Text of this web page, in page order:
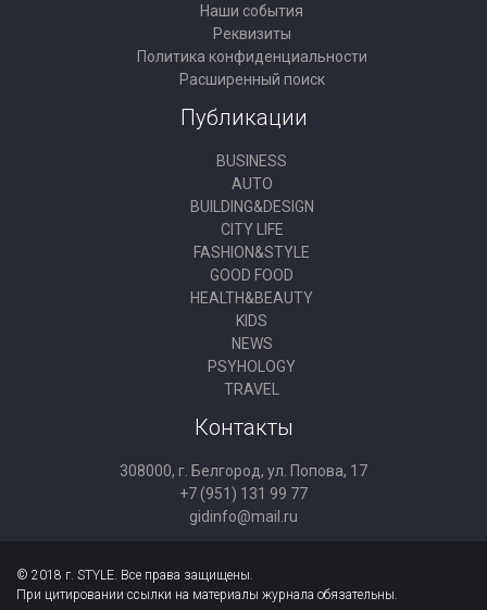
Наши события
Реквизиты
Политика конфиденциальности
Расширенный поиск
Публикации
BUSINESS
AUTO
BUILDING&DESIGN
CITY LIFE
FASHION&STYLE
GOOD FOOD
HEALTH&BEAUTY
KIDS
NEWS
PSYHOLOGY
TRAVEL
Контакты
308000, г. Белгород, ул. Попова, 17
+7 (951) 131 99 77
gidinfo@mail.ru
© 2018 г. STYLE. Все права защищены.
При цитировании ссылки на материалы журнала обязательны.